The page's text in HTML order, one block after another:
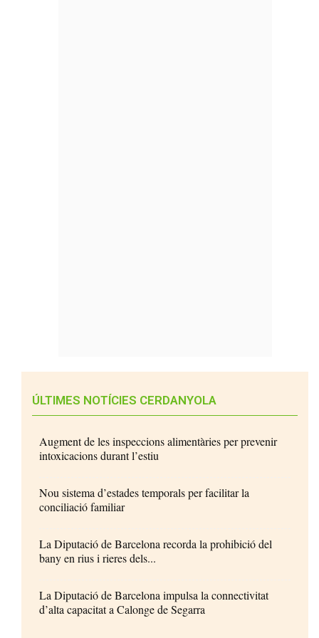
ÚLTIMES NOTÍCIES CERDANYOLA
Augment de les inspeccions alimentàries per prevenir
intoxicacions durant l’estiu
Nou sistema d’estades temporals per facilitar la
conciliació familiar
La Diputació de Barcelona recorda la prohibició del
bany en rius i rieres dels...
La Diputació de Barcelona impulsa la connectivitat
d’alta capacitat a Calonge de Segarra